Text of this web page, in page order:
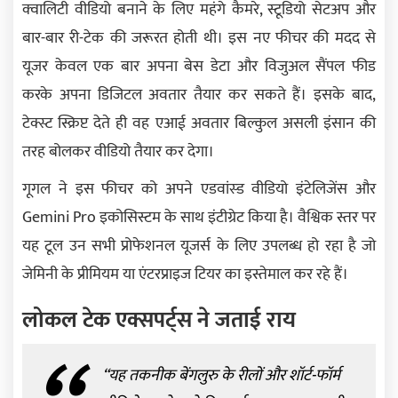
क्वालिटी वीडियो बनाने के लिए महंगे कैमरे, स्टूडियो सेटअप और
बार-बार री-टेक की जरूरत होती थी। इस नए फीचर की मदद से
यूजर केवल एक बार अपना बेस डेटा और विजुअल सैंपल फीड
करके अपना डिजिटल अवतार तैयार कर सकते हैं। इसके बाद,
टेक्स्ट स्क्रिप्ट देते ही वह एआई अवतार बिल्कुल असली इंसान की
तरह बोलकर वीडियो तैयार कर देगा।
गूगल ने इस फीचर को अपने एडवांस्ड वीडियो इंटेलिजेंस और
Gemini Pro इकोसिस्टम के साथ इंटीग्रेट किया है। वैश्विक स्तर पर
यह टूल उन सभी प्रोफेशनल यूजर्स के लिए उपलब्ध हो रहा है जो
जेमिनी के प्रीमियम या एंटरप्राइज टियर का इस्तेमाल कर रहे हैं।
लोकल टेक एक्सपर्ट्स ने जताई राय
“यह तकनीक बेंगलुरु के रीलों और शॉर्ट-फॉर्म